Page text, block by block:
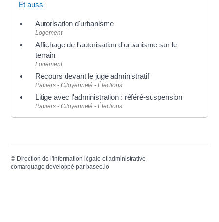
Et aussi
Autorisation d'urbanisme
Logement
Affichage de l'autorisation d'urbanisme sur le
terrain
Logement
Recours devant le juge administratif
Papiers - Citoyenneté - Élections
Litige avec l'administration : référé-suspension
Papiers - Citoyenneté - Élections
© Direction de l'information légale et administrative
comarquage developpé parbaseo.io